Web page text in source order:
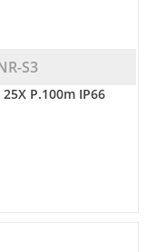
S3
P.100m IP66